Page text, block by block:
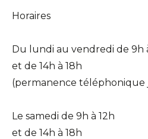
Horaires
Du lundi au vendredi de 9h
et de 14h à 18h
(permanence téléphonique
Le samedi de 9h à 12h
et de 14h à 18h